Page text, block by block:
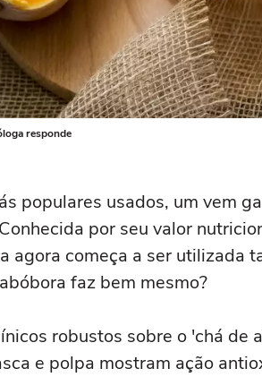
responde
populares usados, um vem
por seu valor
agora começa a ser utilizada
faz bem mesmo?
robustos sobre o 'chá de
e polpa mostram ação